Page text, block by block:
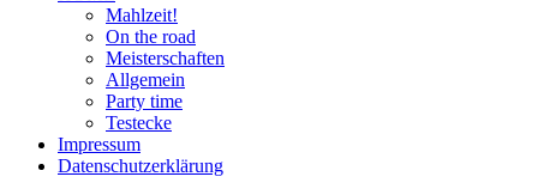
Mahlzeit!
On the road
Meisterschaften
Allgemein
Party time
Testecke
Impressum
Datenschutzerklärung